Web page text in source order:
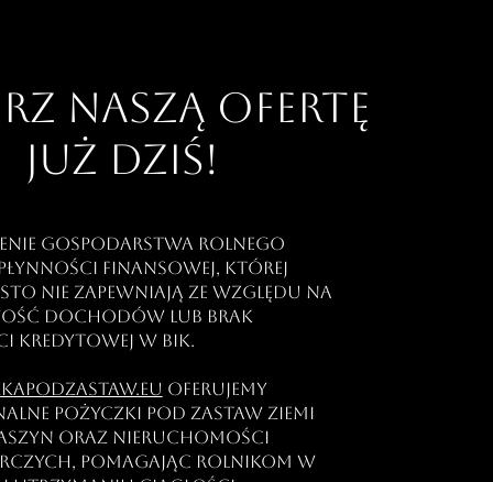
naszą ofertę
już dziś!
gospodarstwa rolnego
finansowej, której
nie zapewniają ze względu na
dochodów lub brak
kredytowej w BIK.
oferujemy
pożyczki pod zastaw ziemi
oraz nieruchomości
pomagając rolnikom w